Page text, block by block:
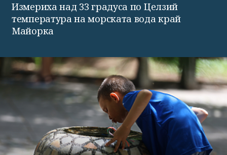
Измериха над 33 градуса по Целзий
температура на морската вода край
Майорка